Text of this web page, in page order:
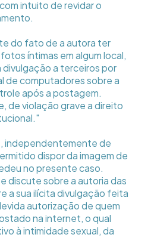
intuito de revidar o
do fato de a autora ter
íntimas em algum local,
divulgação a terceiros por
de computadores sobre a
após a postagem.
de violação grave a direito
independentemente de
dispor da imagem de
no presente caso.
discute sobre a autoria das
a sua ilícita divulgação feita
autorização de quem
na internet, o qual
à intimidade sexual, da